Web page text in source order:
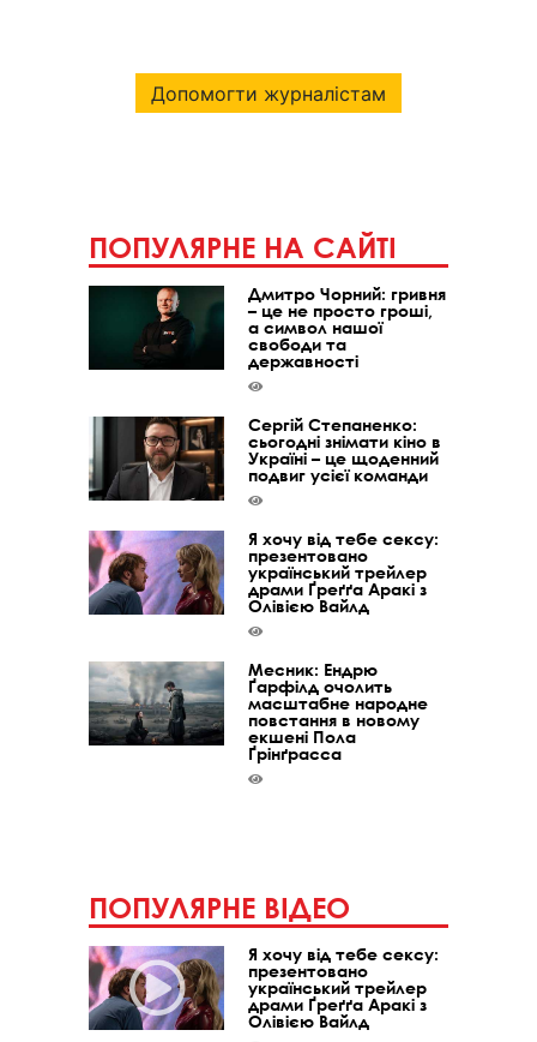
Допомогти журналістам
ПОПУЛЯРНЕ НА САЙТІ
Дмитро Чорний: гривня
– це не просто гроші,
а символ нашої
свободи та
державності
Сергій Степаненко:
сьогодні знімати кіно в
Україні – це щоденний
подвиг усієї команди
Я хочу від тебе сексу:
презентовано
український трейлер
драми Ґреґґа Аракі з
Олівією Вайлд
Месник: Ендрю
Ґарфілд очолить
масштабне народне
повстання в новому
екшені Пола
Ґрінґрасса
ПОПУЛЯРНЕ ВІДЕО
Я хочу від тебе сексу:
презентовано
український трейлер
драми Ґреґґа Аракі з
Олівією Вайлд